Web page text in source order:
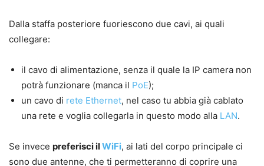
Dalla staffa posteriore fuoriescono due cavi, ai quali
collegare:
il cavo di alimentazione, senza il quale la IP camera non
potrà funzionare (manca il PoE);
un cavo di rete Ethernet, nel caso tu abbia già cablato
una rete e voglia collegarla in questo modo alla LAN.
Se invece preferisci ilWiFi, ai lati del corpo principale ci
sono due antenne, che ti permetteranno di coprire una